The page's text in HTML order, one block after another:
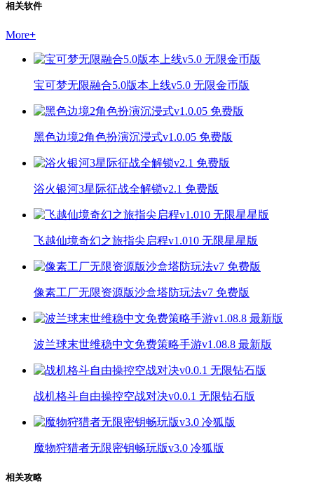
相关软件
More+
宝可梦无限融合5.0版本上线v5.0 无限金币版
黑色边境2角色扮演沉浸式v1.0.05 免费版
浴火银河3星际征战全解锁v2.1 免费版
飞越仙境奇幻之旅指尖启程v1.010 无限星星版
像素工厂无限资源版沙盒塔防玩法v7 免费版
波兰球末世维稳中文免费策略手游v1.08.8 最新版
战机格斗自由操控空战对决v0.0.1 无限钻石版
魔物狩猎者无限密钥畅玩版v3.0 冷狐版
相关攻略